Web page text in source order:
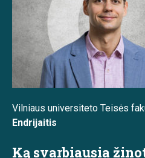
Vilniaus universiteto Teisės
Endrijaitis
Ką svarbiausia